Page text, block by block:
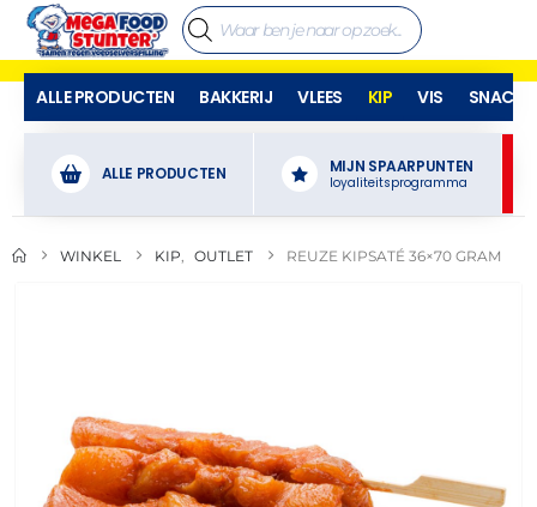
ALLE PRODUCTEN BAKKERIJ VLEES KIP VIS SNACKS
ALLE PRODUCTEN MIJN SPAARPUNTEN
loyaliteitsprogramma
WINKEL KIP OUTLET REUZE KIPSATÉ 36×70 GRAM